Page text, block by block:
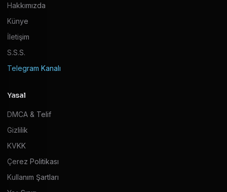
Hakkımızda
Künye
İletişim
S.S.S.
Telegram Kanalı
Yasal
DMCA & Telif
Gizlilik
KVKK
Çerez Politikası
Kullanım Şartları